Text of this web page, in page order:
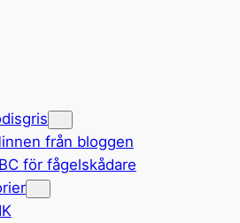
från bloggen
för fågelskådare